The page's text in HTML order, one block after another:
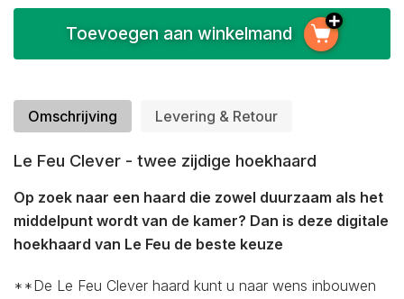
Omschrijving
Le Feu Clever - twee zijdige hoekhaard
Op zoek naar een haard die zowel duurzaam als het
middelpunt wordt van de kamer? Dan is deze digitale
hoekhaard van Le Feu de beste keuze
**De Le Feu Clever haard kunt u naar wens inbouwen
Levering & Retour
Toevoegen aan winkelmand